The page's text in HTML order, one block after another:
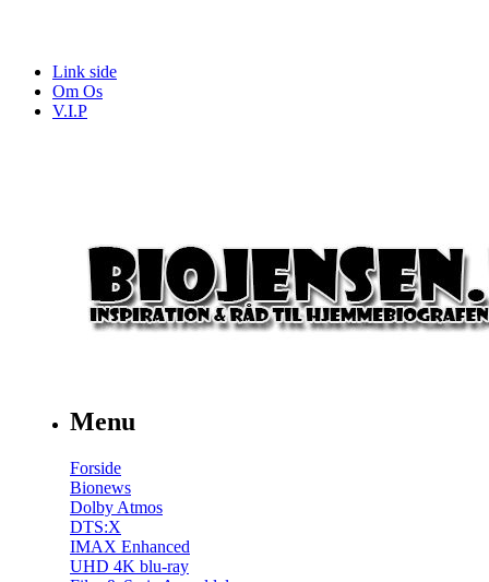
Link side
Om Os
V.I.P
Menu
Forside
Bionews
Dolby Atmos
DTS:X
IMAX Enhanced
UHD 4K blu-ray